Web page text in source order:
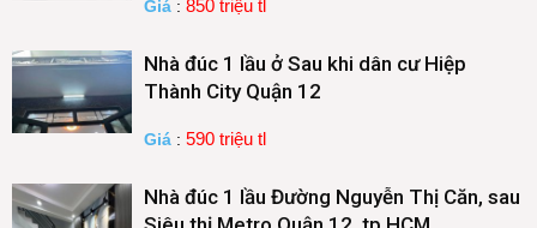
Giá : 850 triệu tl
Nhà đúc 1 lầu ở Sau khi dân cư Hiệp
Thành City Quận 12
Giá : 590 triệu tl
Nhà đúc 1 lầu Đường Nguyễn Thị Căn, sau